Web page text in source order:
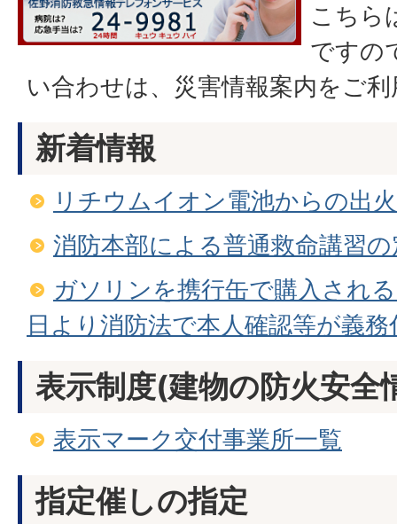
こちら
ですの
い合わせは、災害情報案内をご
新着情報
リチウムイオン電池からの出
消防本部による普通救命講習
ガソリンを携行缶で購入され
日より消防法で本人確認等が義
表示制度(建物の防火安全
表示マーク交付事業所一覧
指定催しの指定